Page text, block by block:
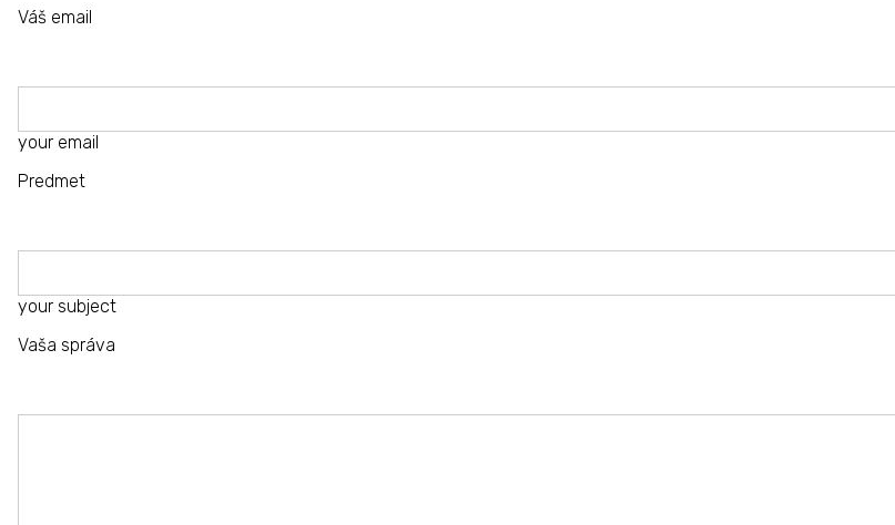
Váš email
your email
Predmet
your subject
Vaša správa